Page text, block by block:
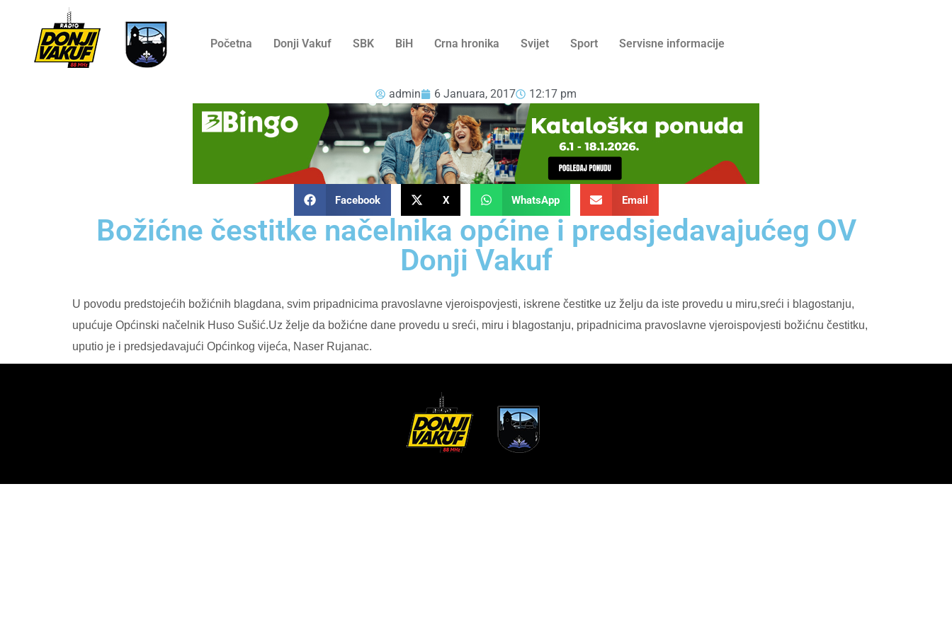
Početna Donji Vakuf SBK BiH Crna hronika Svijet Sport Servisne informacije
admin 6 Januara, 2017 12:17 pm
Facebook X WhatsApp Email
Božićne čestitke načelnika općine i predsjedavajućeg OV
Donji Vakuf
U povodu predstojećih božićnih blagdana, svim pripadnicima pravoslavne vjeroispovjesti, iskrene čestitke uz želju da iste provedu u miru,sreći i blagostanju,
upućuje Općinski načelnik Huso Sušić.Uz želje da božićne dane provedu u sreći, miru i blagostanju, pripadnicima pravoslavne vjeroispovjesti božićnu čestitku,
uputio je i predsjedavajući Općinkog vijeća, Naser Rujanac.